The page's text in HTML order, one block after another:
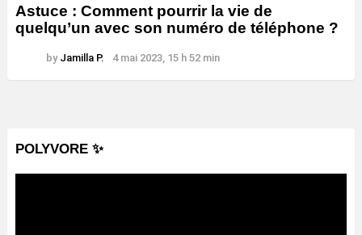
Astuce : Comment pourrir la vie de
quelqu’un avec son numéro de téléphone ?
by Jamilla P. 4 mai 2023, 15 h 52 min
POLYVORE ✨